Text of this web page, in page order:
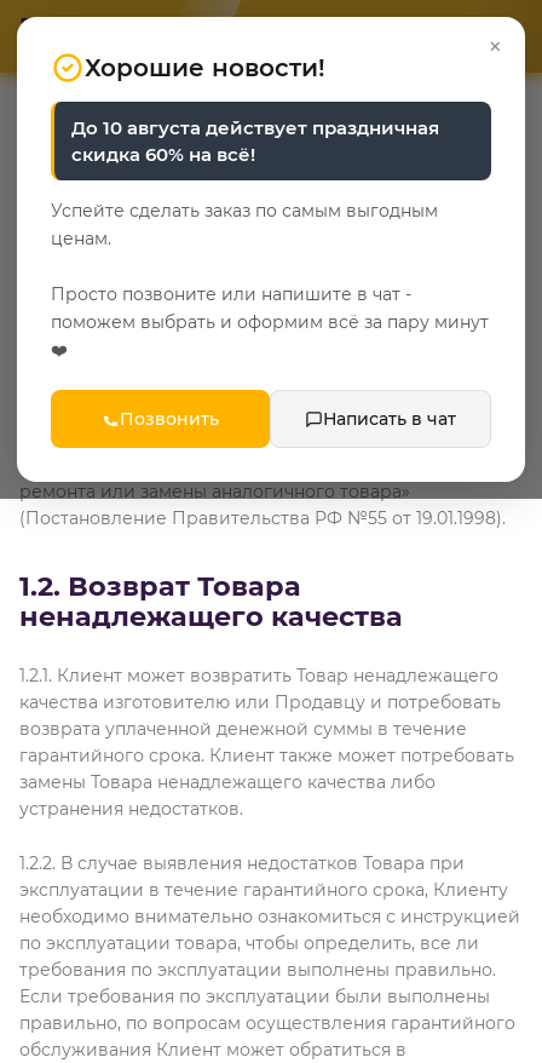
0
Возврат товара
Главная — Помощь — Возврат товара
1. Возврат Товара
«Перечень непродовольственных товаров
надлежащего качества, не подлежащих возврату или
обмену на аналогичный товар других размера, формы,
габарита, фасона, расцветки или комплектации» и в
«Перечень товаров длительного пользования, на
которые не распространяется требование покупателя
ремонта или замены аналогичного товара»
(Постановление Правительства РФ №55 от 19.01.1998).
1.2. Возврат Товара
ненадлежащего качества
1.2.1. Клиент может возвратить Товар ненадлежащего
качества изготовителю или Продавцу и потребовать
возврата уплаченной денежной суммы в течение
гарантийного срока. Клиент также может потребовать
замены Товара ненадлежащего качества либо
устранения недостатков.
1.2.2. В случае выявления недостатков Товара при
эксплуатации в течение гарантийного срока, Клиенту
необходимо внимательно ознакомиться с инструкцией
по эксплуатации товара, чтобы определить, все ли
требования по эксплуатации выполнены правильно.
Если требования по эксплуатации были выполнены
правильно, по вопросам осуществления гарантийного
обслуживания Клиент может обратиться в
×
Хорошие новости!
До 10 августа действует праздничная
скидка 60% на всё!
Успейте сделать заказ по самым выгодным
ценам.
Просто позвоните или напишите в чат -
поможем выбрать и оформим всё за пару минут
❤️
Позвонить Написать в чат